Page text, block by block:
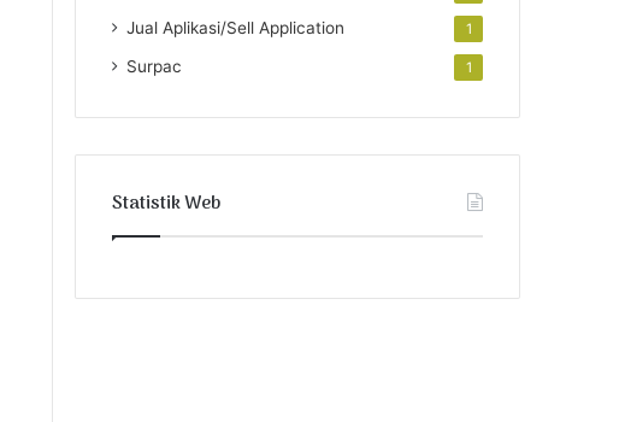
Jual Aplikasi/Sell Application 1
Surpac 1
Statistik Web